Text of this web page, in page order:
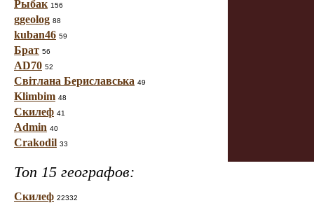
Рыбак 156
ggeolog 88
kuban46 59
Брат 56
AD70 52
Світлана Бериславська 49
Klimbim 48
Скилеф 41
Admin 40
Crakodil 33
Топ 15 географов:
Скилеф 22332